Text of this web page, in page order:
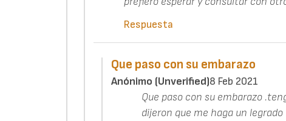
Respuesta
Que paso con su embarazo
Anónimo (unverified)8 Feb 2021
Que paso con su embarazo
dijeron que me haga un legrado